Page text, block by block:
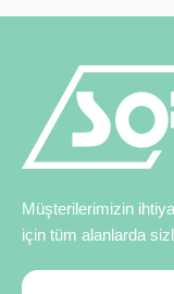
Müşterilerimizin
için tüm alanlarda